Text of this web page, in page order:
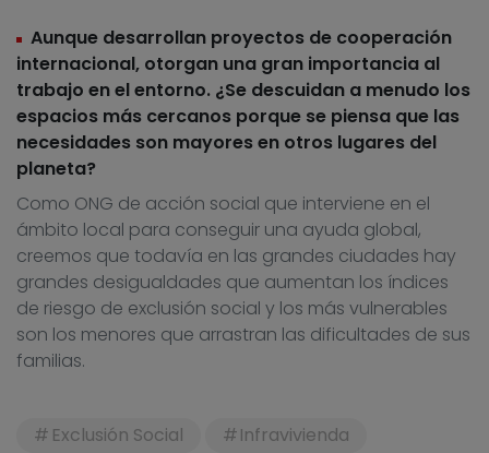
Aunque desarrollan proyectos de cooperación
internacional, otorgan una gran importancia al
trabajo en el entorno. ¿Se descuidan a menudo los
espacios más cercanos porque se piensa que las
necesidades son mayores en otros lugares del
planeta?
Como ONG de acción social que interviene en el
ámbito local para conseguir una ayuda global,
creemos que todavía en las grandes ciudades hay
grandes desigualdades que aumentan los índices
de riesgo de exclusión social y los más vulnerables
son los menores que arrastran las dificultades de sus
familias.
Exclusión Social Infravivienda